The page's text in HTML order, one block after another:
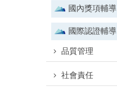
國內獎項輔導
國際認證輔導
品質管理
社會責任